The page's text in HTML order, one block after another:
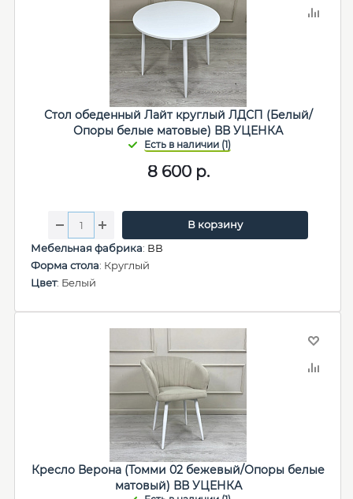
Стол обеденный Лайт круглый ЛДСП (Белый/
Опоры белые матовые) ВВ УЦЕНКА
8 600р.
В корзину
Мебельная фабрика: ВВ
Форма стола: Круглый
Цвет: Белый
Кресло Верона (Томми 02 бежевый/Опоры белые
матовый) ВВ УЦЕНКА